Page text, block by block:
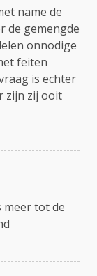
name de
de gemengde
onnodige
feiten
is echter
zijn zij ooit
meer tot de